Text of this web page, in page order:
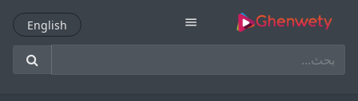
menu
English English